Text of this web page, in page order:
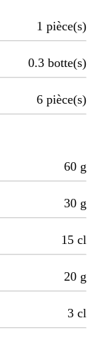
1 pièce(s)
0.3 botte(s)
6 pièce(s)
60 g
30 g
15 cl
20 g
3 cl